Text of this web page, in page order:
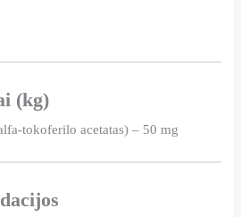
(kg)
tokoferilo acetatas) – 50 mg